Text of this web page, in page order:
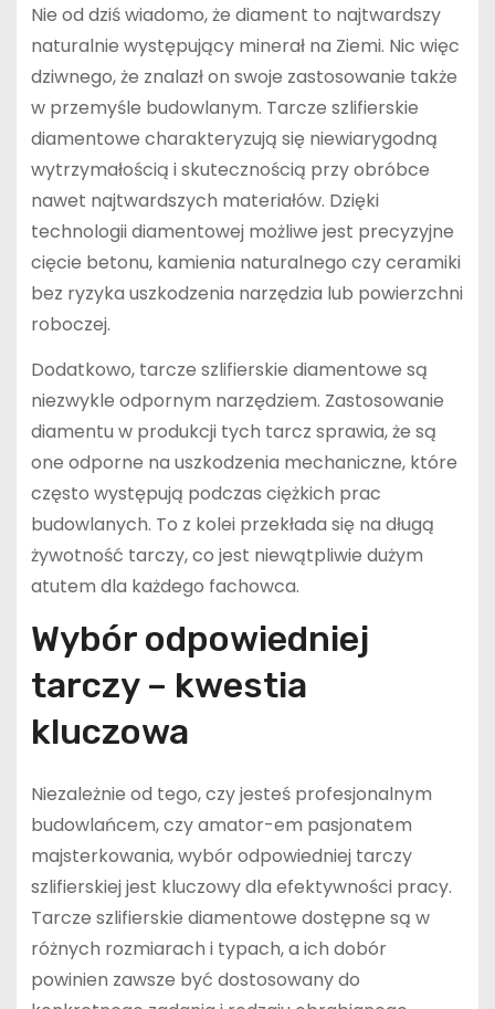
Nie od dziś wiadomo, że diament to najtwardszy
naturalnie występujący minerał na Ziemi. Nic więc
dziwnego, że znalazł on swoje zastosowanie także
w przemyśle budowlanym. Tarcze szlifierskie
diamentowe charakteryzują się niewiarygodną
wytrzymałością i skutecznością przy obróbce
nawet najtwardszych materiałów. Dzięki
technologii diamentowej możliwe jest precyzyjne
cięcie betonu, kamienia naturalnego czy ceramiki
bez ryzyka uszkodzenia narzędzia lub powierzchni
roboczej.
Dodatkowo, tarcze szlifierskie diamentowe są
niezwykle odpornym narzędziem. Zastosowanie
diamentu w produkcji tych tarcz sprawia, że są
one odporne na uszkodzenia mechaniczne, które
często występują podczas ciężkich prac
budowlanych. To z kolei przekłada się na długą
żywotność tarczy, co jest niewątpliwie dużym
atutem dla każdego fachowca.
Wybór odpowiedniej
tarczy – kwestia
kluczowa
Niezależnie od tego, czy jesteś profesjonalnym
budowlańcem, czy amator-em pasjonatem
majsterkowania, wybór odpowiedniej tarczy
szlifierskiej jest kluczowy dla efektywności pracy.
Tarcze szlifierskie diamentowe dostępne są w
różnych rozmiarach i typach, a ich dobór
powinien zawsze być dostosowany do